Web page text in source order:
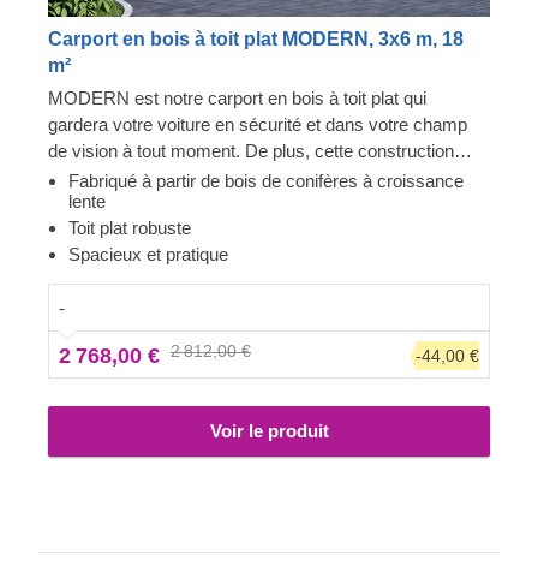
Carport en bois à toit plat MODERN, 3x6 m, 18
m²
MODERN est notre carport en bois à toit plat qui
gardera votre voiture en sécurité et dans votre champ
de vision à tout moment. De plus, cette construction
robuste et spacieuse prodiguera à votre voiture la
protection solide dont elle a besoin. Que vous souhaitiez
disposer d'une place de stationnement dédiée ou d'un
ajout élégant à votre jardin, un carport comme
MODERN est une toujours bonne idée : il trouvera sa
place chez vous en un rien de temps. Maintenant, garer
votre voiture sera rapide et pratique, et vous préparer à
aller faire un tour vous demandera moins d'efforts, car
Fabriqué à partir de bois de conifères à croissance
lente
Toit plat robuste
Spacieux et pratique
-
2 768,00 € 2 812,00 € -44,00 €
Voir le produit